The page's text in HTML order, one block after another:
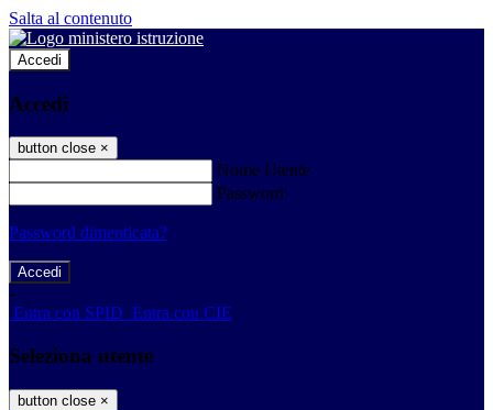
Salta al contenuto
Accedi
Accedi
button close ×
Nome Utente
Password
Password dimenticata?
-
Entra con SPID Entra con CIE
Seleziona utente
button close ×